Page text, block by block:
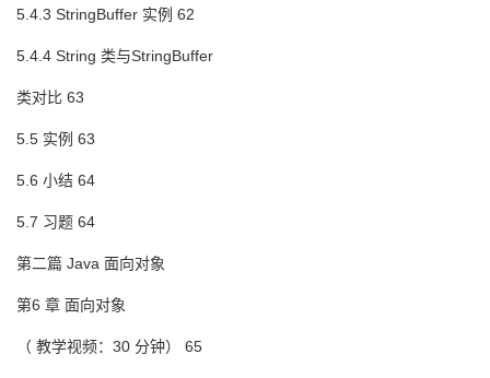
5.4.3 StringBuffer 实例 62
5.4.4 String 类与StringBuffer
类对比 63
5.5 实例 63
5.6 小结 64
5.7 习题 64
第二篇 Java 面向对象
第6 章 面向对象
（ 教学视频：30 分钟） 65